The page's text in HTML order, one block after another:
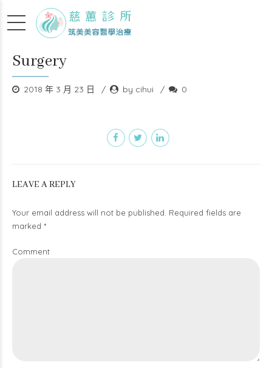
Surgery
2018 年 3 月 23 日 by cihui 0
LEAVE A REPLY
Your email address will not be published. Required fields are
marked *
Comment